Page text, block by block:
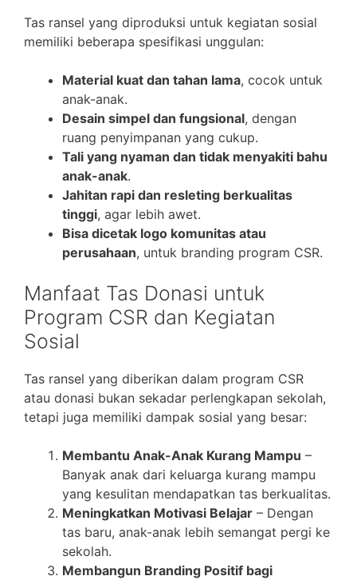
Tas ransel yang diproduksi untuk kegiatan sosial
memiliki beberapa spesifikasi unggulan:
Material kuat dan tahan lama, cocok untuk
anak-anak.
Desain simpel dan fungsional, dengan
ruang penyimpanan yang cukup.
Tali yang nyaman dan tidak menyakiti bahu
anak-anak.
Jahitan rapi dan resleting berkualitas
tinggi, agar lebih awet.
Bisa dicetak logo komunitas atau
perusahaan, untuk branding program CSR.
Manfaat Tas Donasi untuk
Program CSR dan Kegiatan
Sosial
Tas ransel yang diberikan dalam program CSR
atau donasi bukan sekadar perlengkapan sekolah,
tetapi juga memiliki dampak sosial yang besar:
Membantu Anak-Anak Kurang Mampu –
Banyak anak dari keluarga kurang mampu
yang kesulitan mendapatkan tas berkualitas.
Meningkatkan Motivasi Belajar – Dengan
tas baru, anak-anak lebih semangat pergi ke
sekolah.
Membangun Branding Positif bagi